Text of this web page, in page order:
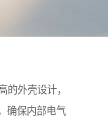
的外壳设计，
确保内部电气